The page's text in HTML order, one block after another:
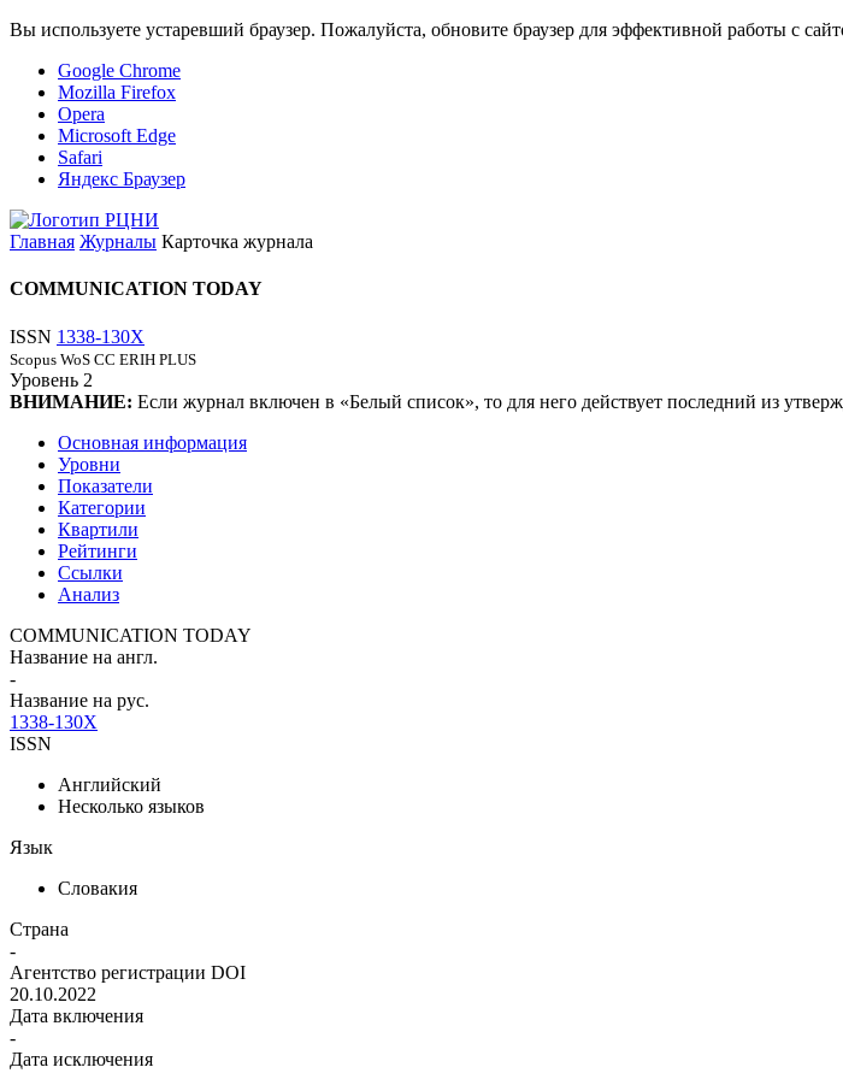
Вы используете устаревший браузер. Пожалуйста, обновите браузер для эффективной работы с
Google Chrome
Mozilla Firefox
Opera
Microsoft Edge
Safari
Яндекс Браузер
Главная Журналы Карточка журнала
COMMUNICATION TODAY
ISSN 1338-130X
Scopus WoS CC ERIH PLUS
Уровень 2
ВНИМАНИЕ: Если журнал включен в «Белый список», то для него действует последний из
Основная информация
Уровни
Показатели
Категории
Квартили
Рейтинги
Ссылки
Анализ
COMMUNICATION TODAY
Название на англ.
-
Название на рус.
1338-130X
ISSN
Английский
Несколько языков
Язык
Словакия
Страна
-
Агентство регистрации DOI
20.10.2022
Дата включения
-
Дата исключения